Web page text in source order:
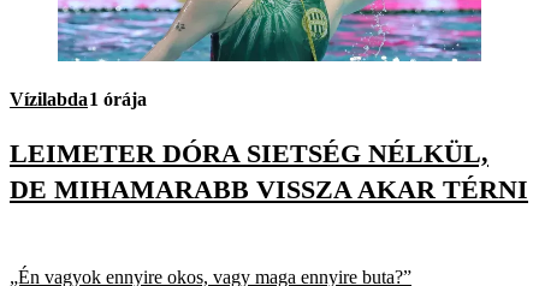
Vízilabda1 órája
LEIMETER DÓRA SIETSÉG NÉLKÜL,
DE MIHAMARABB VISSZA AKAR TÉRNI
„Én vagyok ennyire okos, vagy maga ennyire buta?”